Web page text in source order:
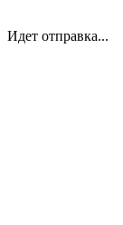
Идет отправка...